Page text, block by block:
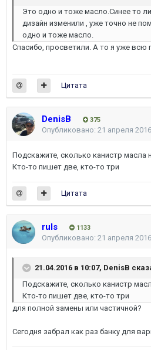
Это одно и тоже масло.Синее то
дизайн изменили , уже точно не
одно и тоже масло.
Спасибо, просветили. А то я
Цитата
DenisB 375
Опубликовано: 21 апреля 2016
Подскажите, сколько канистр масла
Кто-то пишет две, кто-то три
Цитата
ruls 1133
Опубликовано: 21 апреля 2016
21.04.2016 в 10:07, DenisB
Подскажите, сколько канистр
Кто-то пишет две, кто-то три
для полной замены или частичной?
Сегодня забрал как раз банку для